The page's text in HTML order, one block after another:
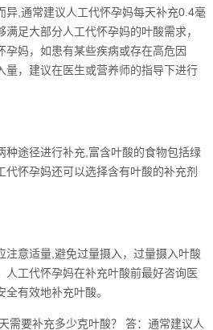
异,通常建议人工代怀孕妈每天补充0.4毫
足大部分人工代怀孕妈的叶酸需求，
孕妈，如患有某些疾病或存在高危因
量，建议在医生或营养师的指导下进行
种途径进行补充,富含叶酸的食物包括绿
代怀孕妈还可以选择含有叶酸的补充剂
注意适量,避免过量摄入，过量摄入叶酸
人工代怀孕妈在补充叶酸前最好咨询医
有效地补充叶酸。
需要补充多少克叶酸？ 答：通常建议人